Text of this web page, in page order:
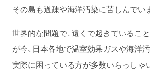
その島も過疎や海洋汚染に苦しんでい
世界的な問題で、遠くで起きているこ
が今、日本各地で温室効果ガスや海洋
実際に困っている方が多数いらっしゃ